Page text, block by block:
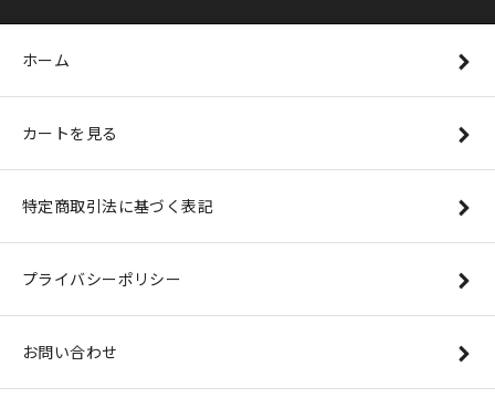
ホーム
カートを見る
特定商取引法に基づく表記
プライバシーポリシー
お問い合わせ